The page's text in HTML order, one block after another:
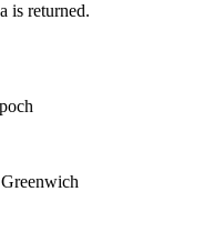
is returned.